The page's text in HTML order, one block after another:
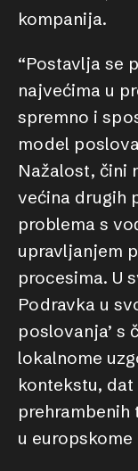
kompanija.
“Postavlja se
najvećima u
spremno i
model
Nažalost, čini
većina drugih
problema s
upravljanjem
procesima. U
Podravka u
poslovanja’ s
lokalnome
kontekstu,
u